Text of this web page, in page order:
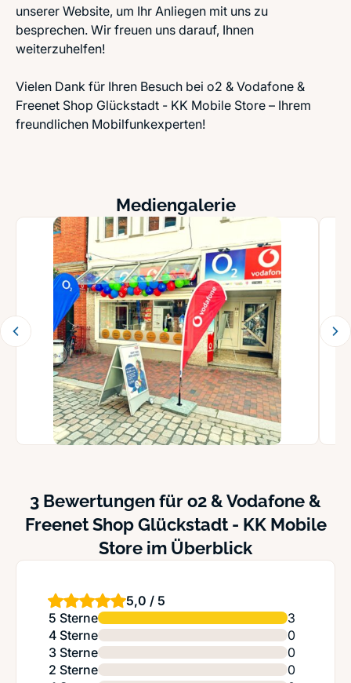
unserer Website, um Ihr Anliegen mit uns zu
besprechen. Wir freuen uns darauf, Ihnen
weiterzuhelfen!
Vielen Dank für Ihren Besuch bei o2 & Vodafone &
Freenet Shop Glückstadt - KK Mobile Store – Ihrem
freundlichen Mobilfunkexperten!
Mediengalerie
3 Bewertungen für o2 & Vodafone &
Freenet Shop Glückstadt - KK Mobile
Store im Überblick
5,0 / 5
5 Sterne
3
4 Sterne
0
3 Sterne
0
2 Sterne
0